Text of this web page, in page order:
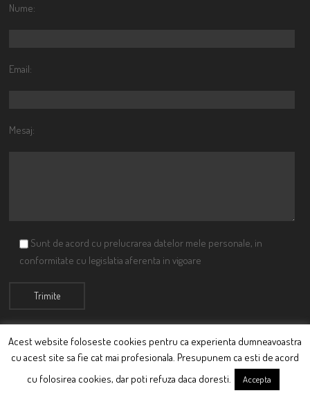
Nume:
Email:
Mesaj:
Sunt de acord cu prelucrarea datelor mele personale, in
conformitate cu legislatia aferenta in vigoare
© Ciutacu 2015 Parte a Imperiului Ciutacesc.
Acest website foloseste cookies pentru ca experienta dumneavoastra
cu acest site sa fie cat mai profesionala. Presupunem ca esti de acord
cu folosirea cookies, dar poti refuza daca doresti.
Accepta